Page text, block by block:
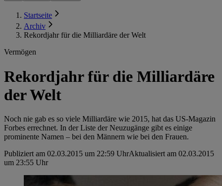
Startseite
Archiv
Rekordjahr für die Milliardäre der Welt
Vermögen
Rekordjahr für die Milliardäre
der Welt
Noch nie gab es so viele Milliardäre wie 2015, hat das US-Magazin
Forbes errechnet. In der Liste der Neuzugänge gibt es einige
prominente Namen – bei den Männern wie bei den Frauen.
Publiziert am 02.03.2015 um 22:59 UhrAktualisiert am 02.03.2015
um 23:55 Uhr